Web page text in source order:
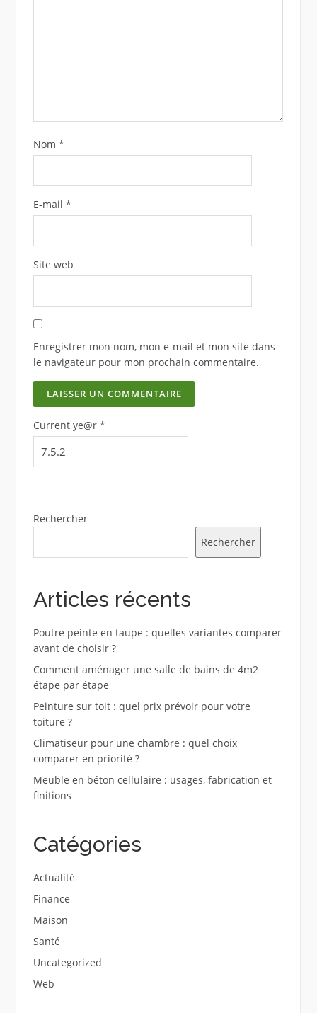
Nom *
E-mail *
Site web
Enregistrer mon nom, mon e-mail et mon site dans
le navigateur pour mon prochain commentaire.
Current ye@r *
Rechercher
Rechercher
Articles récents
Poutre peinte en taupe : quelles variantes comparer
avant de choisir ?
Comment aménager une salle de bains de 4m2
étape par étape
Peinture sur toit : quel prix prévoir pour votre
toiture ?
Climatiseur pour une chambre : quel choix
comparer en priorité ?
Meuble en béton cellulaire : usages, fabrication et
finitions
Catégories
Actualité
Finance
Maison
Santé
Uncategorized
Web